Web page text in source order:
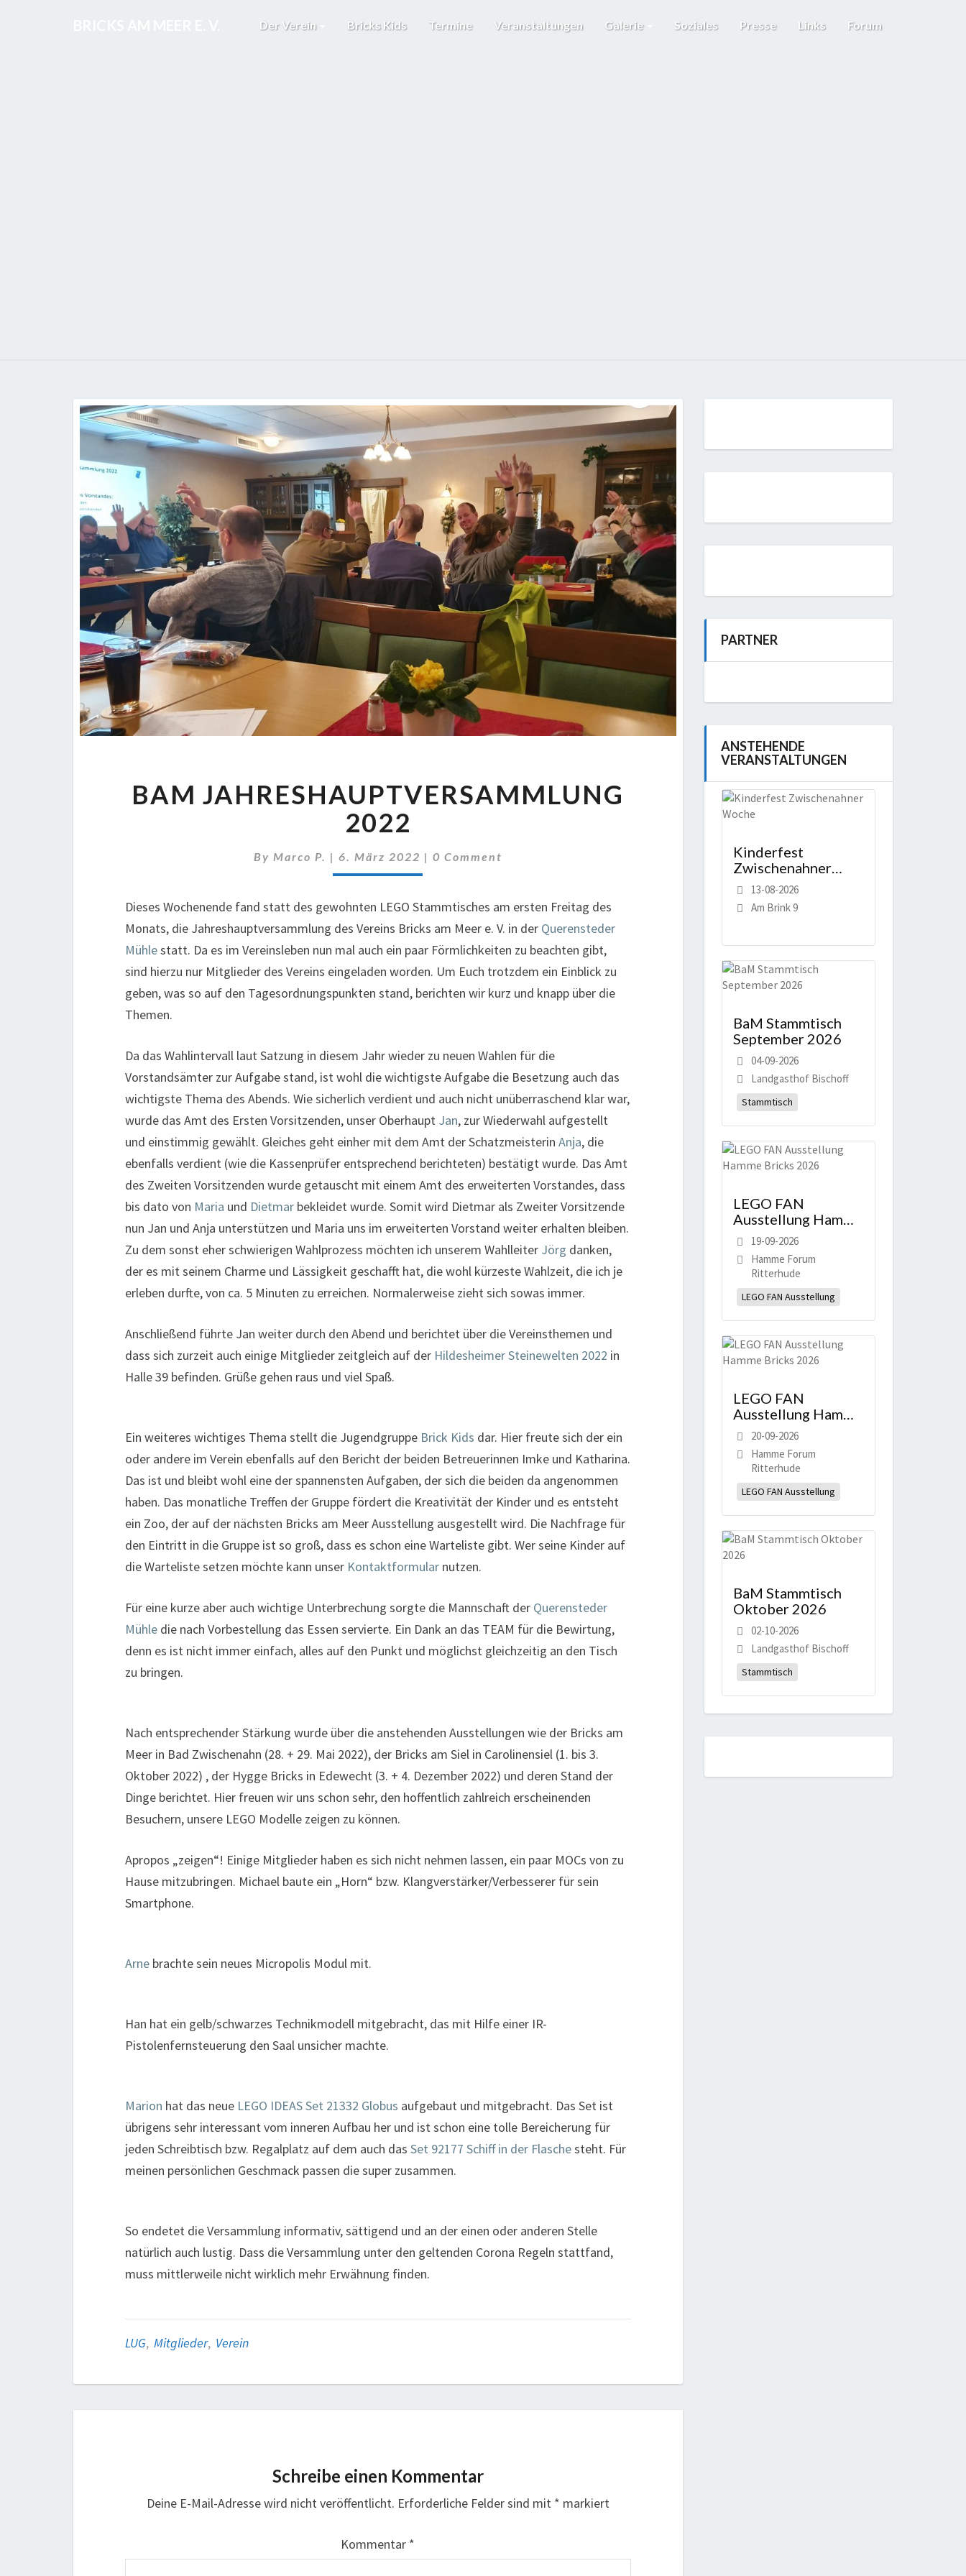
Der Verein Bricks Kids Termine Veranstaltungen Galerie Soziales Presse Links Forum
JAHRESHAUPTVERSAMMLUNG
2022
BAM JAHRESHAUPTVERSAMMLUNG
2022
By Marco P. | 6. März 2022 | Comments
0 Comment
Dieses Wochenende fand statt des gewohnten LEGO Stammtisches am ersten Freitag des
Monats, die Jahreshauptversammlung des Vereins Bricks am Meer e. V. in der Querensteder
Mühlestatt. Da es im Vereinsleben nun mal auch ein paar Förmlichkeiten zu beachten gibt,
sind hierzu nur Mitglieder des Vereins eingeladen worden. Um Euch trotzdem ein Einblick zu
geben, was so auf den Tagesordnungspunkten stand, berichten wir kurz und knapp über die
Themen.
Da das Wahlintervall laut Satzung in diesem Jahr wieder zu neuen Wahlen für die
Vorstandsämter zur Aufgabe stand, ist wohl die wichtigste Aufgabe die Besetzung auch das
wichtigste Thema des Abends. Wie sicherlich verdient und auch nicht unüberraschend klar war,
wurde das Amt des Ersten Vorsitzenden, unser Oberhaupt Jan, zur Wiederwahl aufgestellt
und einstimmig gewählt. Gleiches geht einher mit dem Amt der Schatzmeisterin Anja, die
ebenfalls verdient (wie die Kassenprüfer entsprechend berichteten) bestätigt wurde. Das Amt
des Zweiten Vorsitzenden wurde getauscht mit einem Amt des erweiterten Vorstandes, dass
bis dato von Maria und Dietmar bekleidet wurde. Somit wird Dietmar als Zweiter Vorsitzende
nun Jan und Anja unterstützen und Maria uns im erweiterten Vorstand weiter erhalten bleiben.
Zu dem sonst eher schwierigen Wahlprozess möchten ich unserem Wahlleiter Jörg danken,
der es mit seinem Charme und Lässigkeit geschafft hat, die wohl kürzeste Wahlzeit, die ich je
erleben durfte, von ca. 5 Minuten zu erreichen. Normalerweise zieht sich sowas immer.
Anschließend führte Jan weiter durch den Abend und berichtet über die Vereinsthemen und
dass sich zurzeit auch einige Mitglieder zeitgleich auf der Hildesheimer Steinewelten 2022 in
Halle 39 befinden. Grüße gehen raus und viel Spaß.
Ein weiteres wichtiges Thema stellt die Jugendgruppe Brick Kids dar. Hier freute sich der ein
oder andere im Verein ebenfalls auf den Bericht der beiden Betreuerinnen Imke und Katharina.
Das ist und bleibt wohl eine der spannensten Aufgaben, der sich die beiden da angenommen
haben. Das monatliche Treffen der Gruppe fördert die Kreativität der Kinder und es entsteht
ein Zoo, der auf der nächsten Bricks am Meer Ausstellung ausgestellt wird. Die Nachfrage für
den Eintritt in die Gruppe ist so groß, dass es schon eine Warteliste gibt. Wer seine Kinder auf
die Warteliste setzen möchte kann unser Kontaktformular nutzen.
Für eine kurze aber auch wichtige Unterbrechung sorgte die Mannschaft der Querensteder
Mühle die nach Vorbestellung das Essen servierte. Ein Dank an das TEAM für die Bewirtung,
denn es ist nicht immer einfach, alles auf den Punkt und möglichst gleichzeitig an den Tisch
zu bringen.
Nach entsprechender Stärkung wurde über die anstehenden Ausstellungen wie der Bricks am
Meer in Bad Zwischenahn (28. + 29. Mai 2022), der Bricks am Siel in Carolinensiel (1. bis 3.
Oktober 2022) , der Hygge Bricks in Edewecht (3. + 4. Dezember 2022) und deren Stand der
Dinge berichtet. Hier freuen wir uns schon sehr, den hoffentlich zahlreich erscheinenden
Besuchern, unsere LEGO Modelle zeigen zu können.
Apropos „zeigen“! Einige Mitglieder haben es sich nicht nehmen lassen, ein paar MOCs von zu
Hause mitzubringen. Michael baute ein „Horn“ bzw. Klangverstärker/Verbesserer für sein
Smartphone.
Arne brachte sein neues Micropolis Modul mit.
Han hat ein gelb/schwarzes Technikmodell mitgebracht, das mit Hilfe einer IR-
Pistolenfernsteuerung den Saal unsicher machte.
Marion hat das neue LEGO IDEAS Set 21332 Globus aufgebaut und mitgebracht. Das Set ist
übrigens sehr interessant vom inneren Aufbau her und ist schon eine tolle Bereicherung für
jeden Schreibtisch bzw. Regalplatz auf dem auch das Set 92177 Schiff in der Flaschesteht. Für
meinen persönlichen Geschmack passen die super zusammen.
So endetet die Versammlung informativ, sättigend und an der einen oder anderen Stelle
natürlich auch lustig. Dass die Versammlung unter den geltenden Corona Regeln stattfand,
muss mittlerweile nicht wirklich mehr Erwähnung finden.
LUG, Mitglieder, Verein
Schreibe einen Kommentar
Deine E-Mail-Adresse wird nicht veröffentlicht. Erforderliche Felder sind mit * markiert
Kommentar *
PARTNER
ANSTEHENDE
VERANSTALTUNGEN
Kinderfest
Zwischenahner
Woche
13-08-2026
Am Brink 9
BaM Stammtisch
September 2026
04-09-2026
Landgasthof Bischoff
Stammtisch
LEGO FAN
Ausstellung Hamme
Bricks 2026
19-09-2026
Hamme Forum
Ritterhude
LEGO FAN Ausstellung
LEGO FAN
Ausstellung Hamme
Bricks 2026
20-09-2026
Hamme Forum
Ritterhude
LEGO FAN Ausstellung
BaM Stammtisch
Oktober 2026
02-10-2026
Landgasthof Bischoff
Stammtisch